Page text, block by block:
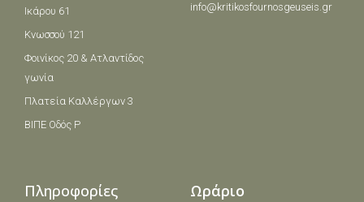
Ικάρου 61
Κνωσσού 121
Φοινίκος 20 & Ατλαντίδος
γωνία
Πλατεία Καλλέργων 3
ΒΙΠΕ Οδός Ρ
info@kritikosfournosgeuseis.gr
Πληροφορίες Ωράριο